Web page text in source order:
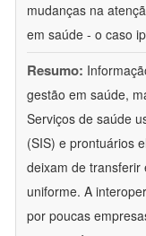
mudanças na
em saúde - o caso
Resumo:
gestão em saúde,
Serviços de saúde
(SIS) e prontuários
deixam de transferir
uniforme. A
por poucas